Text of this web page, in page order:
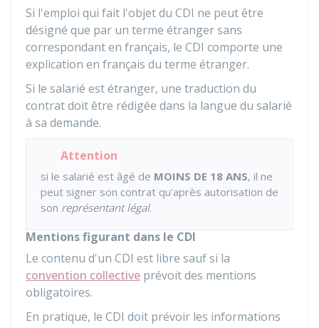
Si l'emploi qui fait l'objet du CDI ne peut être
désigné que par un terme étranger sans
correspondant en français, le CDI comporte une
explication en français du terme étranger.
Si le salarié est étranger, une traduction du
contrat doit être rédigée dans la langue du salarié
à sa demande.
Attention
si le salarié est âgé de MOINS DE 18 ANS, il ne
peut signer son contrat qu'après autorisation de
son représentant légal.
Mentions figurant dans le CDI
Le contenu d'un CDI est libre sauf si la
convention collective prévoit des mentions
obligatoires.
En pratique, le CDI doit prévoir les informations